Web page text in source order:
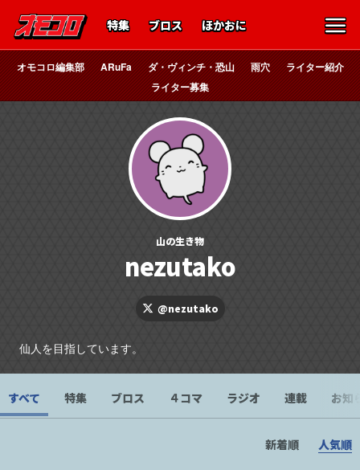
特集 ブロス ほかおに
オモコロ編集部 ARuFa ダ・ヴィンチ・恐山 雨穴
ライター紹介
ライター募集
山の生き物
nezutako
@nezutako
仙人を目指しています。
すべて 特集 ブロス ４コマ ラジオ 連載 お知
新着順 人気順